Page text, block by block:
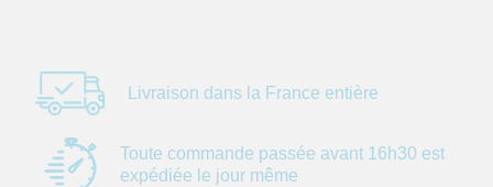
Livraison dans la France entière
Toute commande passée avant 16h30 est
expédiée le jourmême